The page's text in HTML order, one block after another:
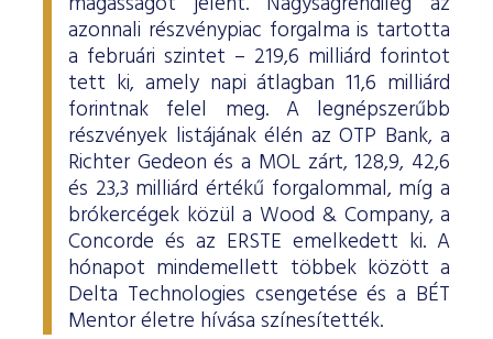
azonnali részvénypiac forgalma is tartotta
a februári szintet – 219,6 milliárd forintot
tett ki, amely napi átlagban 11,6 milliárd
forintnak felel meg. A legnépszerűbb
részvények listájának élén az OTP Bank, a
Richter Gedeon és a MOL zárt, 128,9, 42,6
és 23,3 milliárd értékű forgalommal, míg a
brókercégek közül a Wood & Company, a
Concorde és az ERSTE emelkedett ki. A
hónapot mindemellett többek között a
Delta Technologies csengetése és a BÉT
Mentor életre hívása színesítették.